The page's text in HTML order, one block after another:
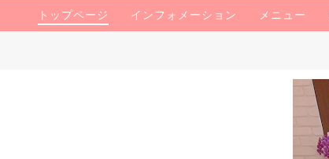
トップページ インフォメーション メニュー